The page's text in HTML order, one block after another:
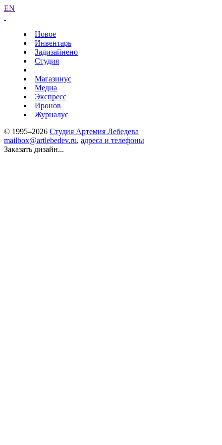
EN
Новое
Инвентарь
Задизайнено
Студия
Магазинус
Медиа
Экспресс
Иронов
Журналус
© 1995–2026 Студия Артемия Лебедева
mailbox@artlebedev.ru, адреса и телефоны
Заказать дизайн...